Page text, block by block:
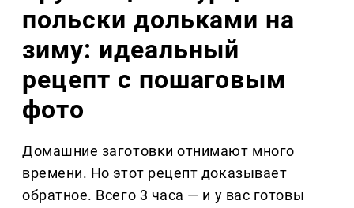
польски дольками на
зиму: идеальный
рецепт с пошаговым
фото
Домашние заготовки отнимают много
времени. Но этот рецепт доказывает
обратное. Всего 3 часа — и у вас готовы